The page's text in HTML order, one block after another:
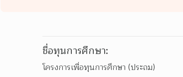
ชื่อทุนการศึกษา:
โครงการเพื่อทุนการศึกษา (ประถม)